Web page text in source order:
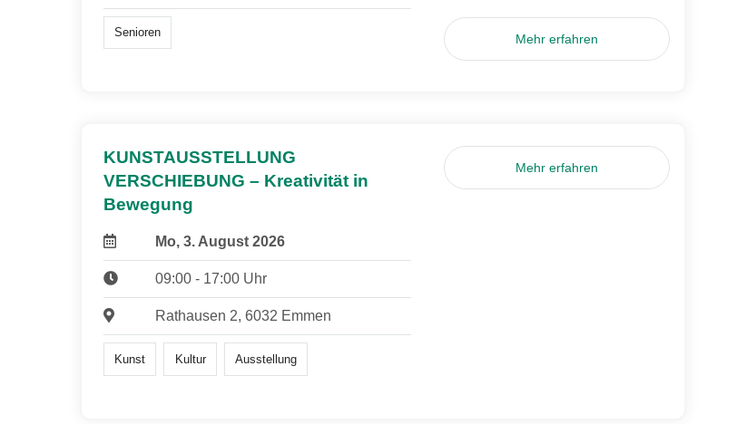
Senioren Mehr erfahren
KUNSTAUSSTELLUNG
VERSCHIEBUNG – Kreativität in
Bewegung
Mo, 3. August 2026
09:00 - 17:00 Uhr
Rathausen 2, 6032 Emmen
Kunst Kultur Ausstellung
Mehr erfahren